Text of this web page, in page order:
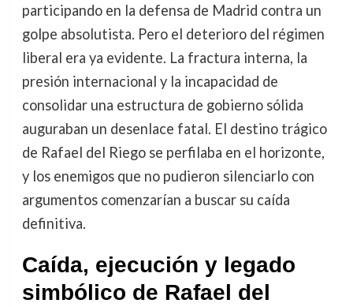
participando en la defensa de Madrid contra un
golpe absolutista. Pero el deterioro del régimen
liberal era ya evidente. La fractura interna, la
presión internacional y la incapacidad de
consolidar una estructura de gobierno sólida
auguraban un desenlace fatal. El destino trágico
de Rafael del Riego se perfilaba en el horizonte,
y los enemigos que no pudieron silenciarlo con
argumentos comenzarían a buscar su caída
definitiva.
Caída, ejecución y legado
simbólico de Rafael del